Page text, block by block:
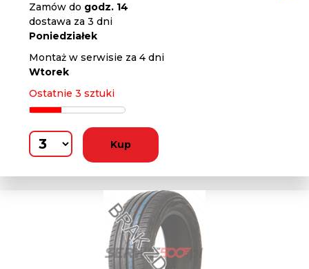
Zamów do godz. 14
dostawa za 3 dni
Poniedziałek
Montaż w serwisie za 4 dni
Wtorek
Ostatnie 3 sztuki
Kup